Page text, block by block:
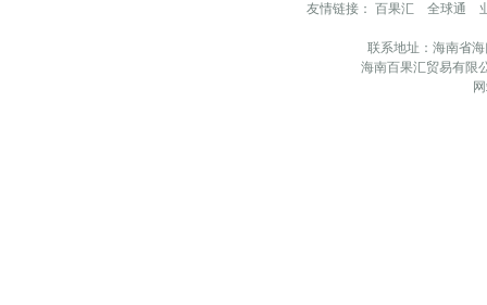
友情链接： 百果汇 全球通
联系地址：海南省
海南百果汇贸易有限